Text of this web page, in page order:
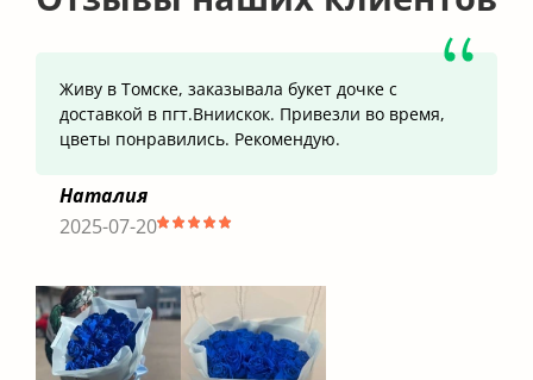
Живу в Томске, заказывала букет дочке с
доставкой в пгт.Вниискок. Привезли во время,
цветы понравились. Рекомендую.
Наталия
2025-07-20